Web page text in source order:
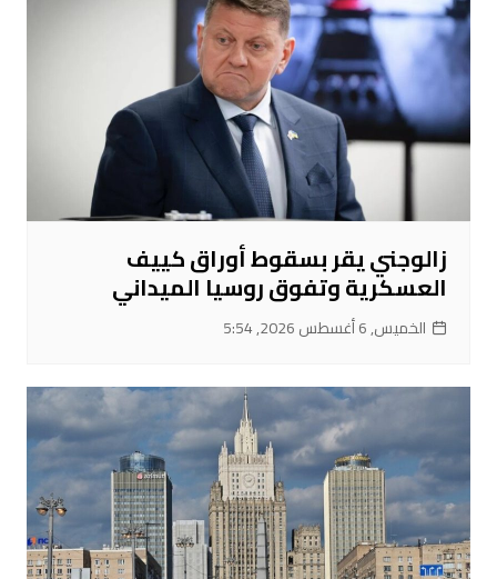
زالوجني يقر بسقوط أوراق كييف
العسكرية وتفوق روسيا الميداني
الخميس, 6 أغسطس 2026, 5:54